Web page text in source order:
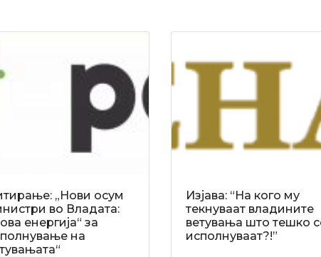
„Нови осум
во Владата:
енергија“ за
на
Изјава: “На кого му
текнуваат владините
ветувања што тешко
исполнуваат?!”